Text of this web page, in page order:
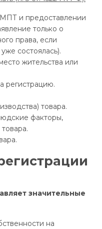
и предоставлении
только о
права, если
состоялась).
жительства или
регистрацию.
товара.
факторы,
значительные
на